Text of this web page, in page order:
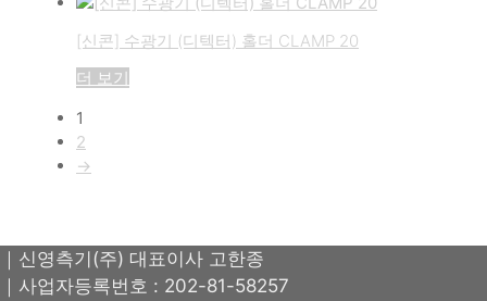
[신콘] 수광기 (디텍터) 홀더 CLAMP 20
더 보기
1
2
→
｜신영측기(주) 대표이사 고한종
｜사업자등록번호 : 202-81-58257